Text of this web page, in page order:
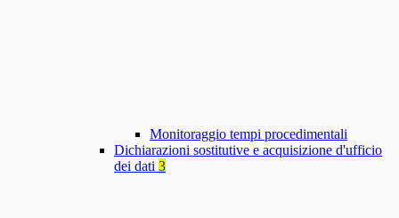
Monitoraggio tempi procedimentali
Dichiarazioni sostitutive e acquisizione d'ufficio
dei dati 3